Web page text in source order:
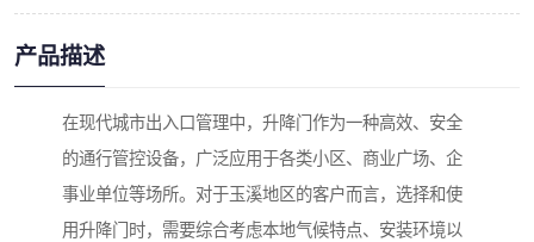
产品描述
在现代城市出入口管理中，升降门作为一种高效、安全
的通行管控设备，广泛应用于各类小区、商业广场、企
事业单位等场所。对于玉溪地区的客户而言，选择和使
用升降门时，需要综合考虑本地气候特点、安装环境以